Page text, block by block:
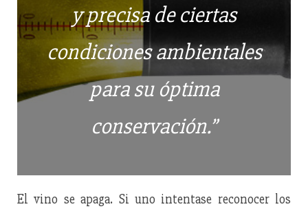
y precisa de ciertas
condiciones ambientales
para su óptima
conservación.”
El vino se apaga. Si uno intentase reconocer los